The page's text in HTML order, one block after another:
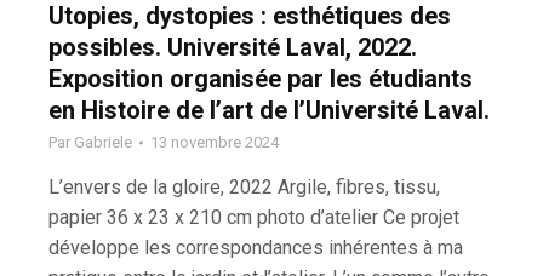
Utopies, dystopies : esthétiques des
possibles. Université Laval, 2022.
Exposition organisée par les étudiants
en Histoire de l’art de l’Université Laval.
Par Gabriele 13 novembre 2024
L’envers de la gloire, 2022 Argile, fibres, tissu,
papier 36 x 23 x 210 cm photo d’atelier Ce projet
développe les correspondances inhérentes à ma